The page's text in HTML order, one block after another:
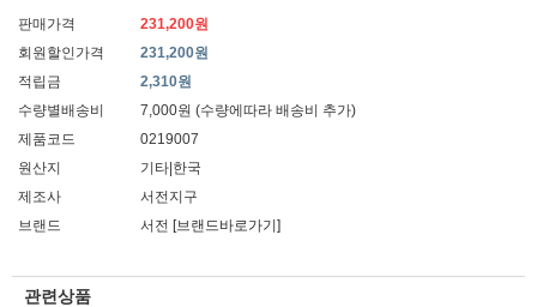
판매가격
231,200원
회원할인가격
231,200원
적립금
2,310원
수량별배송비
7,000원 (수량에따라 배송비 추가)
제품코드
0219007
원산지
기타|한국
제조사
서전지구
브랜드
서전 [브랜드바로가기]
관련상품